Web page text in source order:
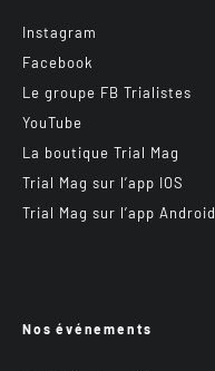
Instagram
Facebook
Le groupe FB Trialistes
YouTube
La boutique Trial Mag
Trial Mag sur l’app IOS
Trial Mag sur l’app Android
Nos événements